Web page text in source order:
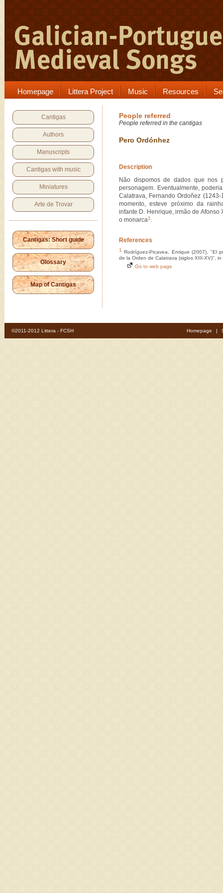
Homepage Littera Project Music Resources
Cantigas
Authors
Manuscripts
Cantigas with music
Miniatures
Arte de Trovar
Cantigas: Short guide
Glossary
Map of Cantigas
People referred
People referred in the cantigas
Pero Ordónhez
Description
Não dispomos de dados que nos
personagem. Eventualmente,
Calatrava, Fernando Ordoñez
momento, esteve próximo da
infante D. Henrique, irmão de Afonso
o monarca1 .
References
1 Rodríguez-Picavea, Enrique (2007), "El
de la Orden de Calatrava (siglos XIII-XV)", in
Go to web page
©2011-2012 Littera - FCSH Homepage |